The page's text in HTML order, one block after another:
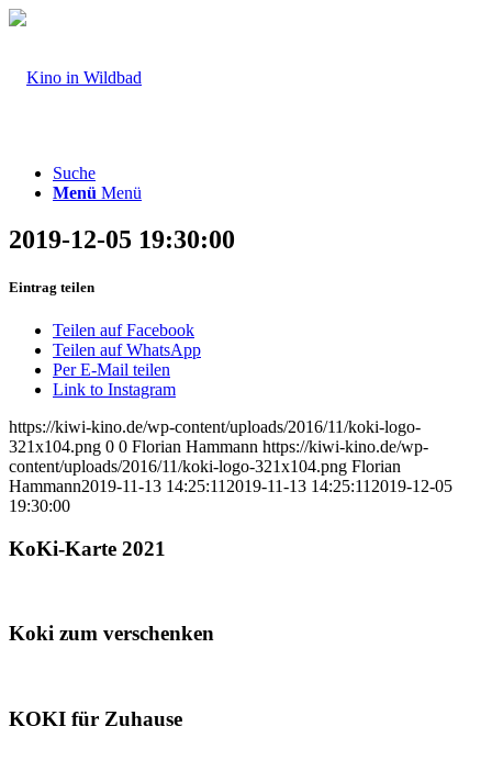
Suche
Menü Menü
2019-12-05 19:30:00
Eintrag teilen
Teilen auf Facebook
Teilen auf WhatsApp
Per E-Mail teilen
Link to Instagram
https://kiwi-kino.de/wp-content/uploads/2016/11/koki-logo-
321x104.png 0 0 Florian Hammann https://kiwi-kino.de/wp-
content/uploads/2016/11/koki-logo-321x104.png Florian
Hammann2019-11-13 14:25:11 2019-11-13 14:25:11 2019-12-05
19:30:00
KoKi-Karte 2021
Koki zum verschenken
KOKI für Zuhause